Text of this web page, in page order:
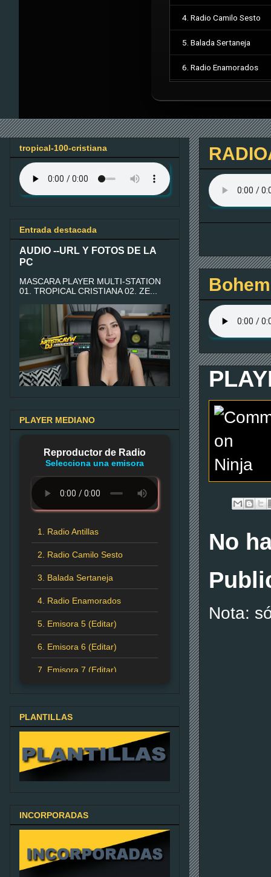
4. Radio Camilo Sesto
5. Balada Sertaneja
6. Radio Enamorados
No
Nota:
tropical-100-cristiana
Entrada destacada
AUDIO --URL Y FOTOS DE LA
PC
MASCARA PLAYER MULTI-STATION
01. TROPICAL CRISTIANA 02. ZE...
PLAYER MEDIANO
Reproductor de Radio
Selecciona una emisora
1. Radio Antillas
2. Radio Camilo Sesto
3. Balada Sertaneja
4. Radio Enamorados
5. Emisora 5 (Editar)
6. Emisora 6 (Editar)
7. Emisora 7 (Editar)
PLANTILLAS
INCORPORADAS